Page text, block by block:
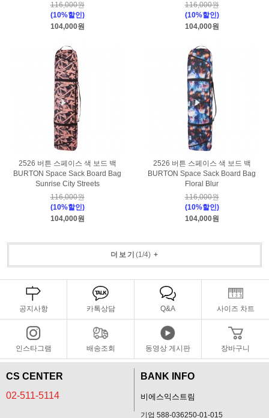
116,000원
(10%할인)
104,000원
116,000원
(10%할인)
104,000원
2526 버튼 스페이스 색 보드 백
BURTON Space Sack Board Bag
Sunrise City Streets
116,000원
(10%할인)
104,000원
2526 버튼 스페이스 색 보드 백
BURTON Space Sack Board Bag
Floral Blur
116,000원
(10%할인)
104,000원
더보기 (1/4)+
공지사항 카톡상담 Q&A 사이즈 차트
인스타그램 배송조회 동영상 게시판 장바구니
CS CENTER
02-511-5114
BANK INFO
비에스익스트림
기업 588-036250-01-015